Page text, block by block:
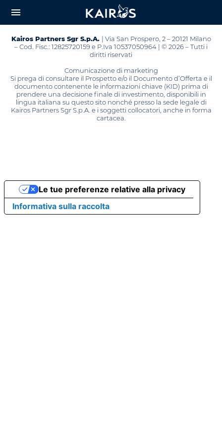
CONTENT
menu
Kairos Partners Sgr S.p.A. | Via San Prospero, 2 – 20121 Milano
– Cod. Fisc.: 12825720159 e P.Iva 10537050964 | © 2026 – Tutti i
diritti riservati
Comunicazione di marketing
Si prega di consultare il Prospetto e/o il Documento d’Offerta e il
documento contenente le informazioni chiave (KID) prima di
prendere una decisione finale di investimento, disponibili in
lingua italiana su questo sito nonché presso la sede legale di
Kairos Partners Sgr S.p.A. e i soggetti collocatori, anche in forma
cartacea.
Informativa sulla raccolta
Le tue preferenze relative alla privacy